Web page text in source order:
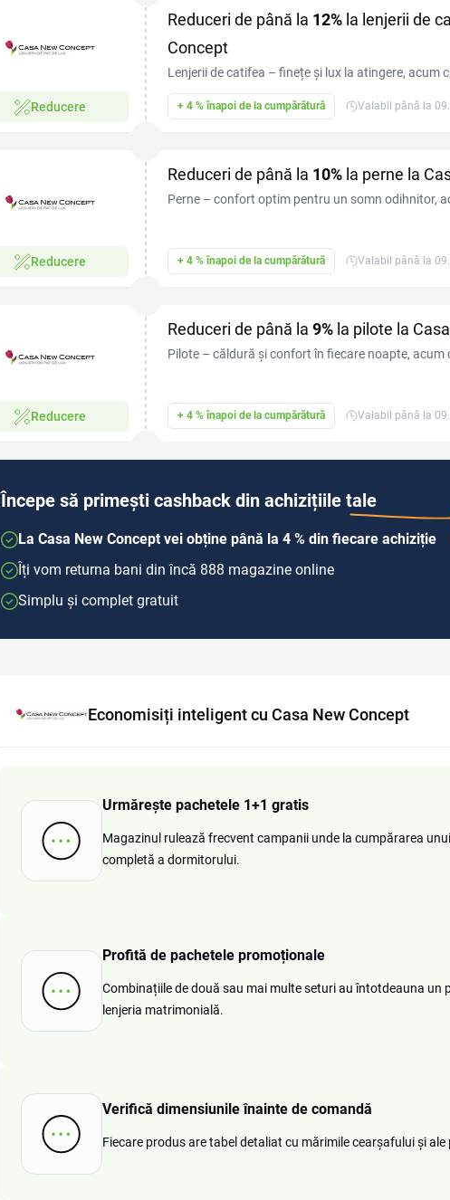
Reducere
Reduceri de până la 12% la lenjerii de
Concept
Lenjerii de catifea – finețe și lux la atingere, acum
12%!
+ 4 % înapoi de la cumpărătură Valabil până la
Reducere
Reduceri de până la 10% la perne la
Perne – confort optim pentru un somn odihnitor,
+ 4 % înapoi de la cumpărătură Valabil până la
Reducere
Reduceri de până la 9% la pilote la
Pilote – căldură și confort în fiecare noapte, acum
+ 4 % înapoi de la cumpărătură Valabil până la
Începe să primești cashback din achizițiile tale
La Casa New Concept vei obține până la 4 % din fiecare achiziție
Îți vom returna bani din încă 888 magazine online
Simplu și complet gratuit
Economisiți inteligent cu Casa New Concept
Urmărește pachetele 1+1 gratis
Magazinul rulează frecvent campanii unde la cumpărarea
completă a dormitorului.
Profită de pachetele promoționale
Combinațiile de două sau mai multe seturi au întotdeauna un
lenjeria matrimonială.
Verifică dimensiunile înainte de comandă
Fiecare produs are tabel detaliat cu mărimile cearșafului și